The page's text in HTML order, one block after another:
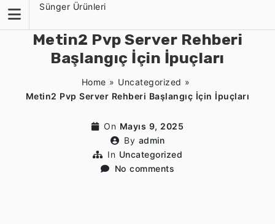
content
Sünger Ürünleri
Metin2 Pvp Server Rehberi
Başlangıç İçin İpuçları
Home » Uncategorized »
Metin2 Pvp Server Rehberi Başlangıç İçin İpuçları
On Mayıs 9, 2025
By admin
In Uncategorized
No comments